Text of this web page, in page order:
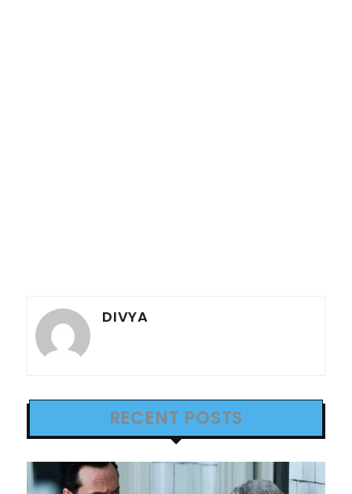
DIVYA
RECENT POSTS